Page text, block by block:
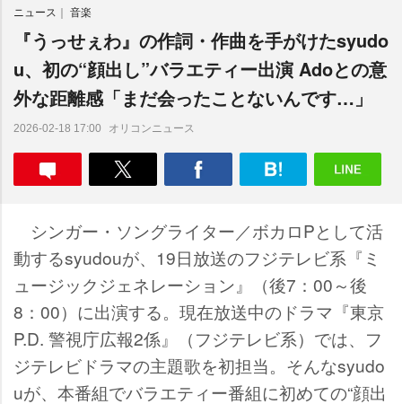
ニュース 音楽
『うっせぇわ』の作詞・作曲を手がけたsyudo
u、初の“顔出し”バラエティー出演 Adoとの意
外な距離感「まだ会ったことないんです…」
2026-02-18 17:00 オリコンニュース
シンガー・ソングライター／ボカロPとして活
動するsyudouが、19日放送のフジテレビ系『ミ
ュージックジェネレーション』（後7：00～後
8：00）に出演する。現在放送中のドラマ『東京
P.D. 警視庁広報2係』（フジテレビ系）では、フ
ジテレビドラマの主題歌を初担当。そんなsyudo
uが、本番組でバラエティー番組に初めての“顔出